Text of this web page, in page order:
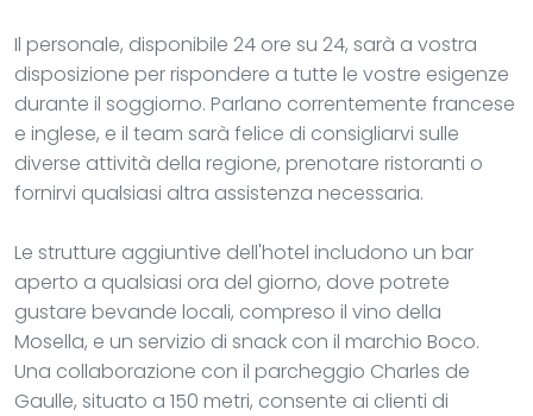
Il personale, disponibile 24 ore su 24, sarà a vostra
disposizione per rispondere a tutte le vostre esigenze
durante il soggiorno. Parlano correntemente francese
e inglese, e il team sarà felice di consigliarvi sulle
diverse attività della regione, prenotare ristoranti o
fornirvi qualsiasi altra assistenza necessaria.
Le strutture aggiuntive dell'hotel includono un bar
aperto a qualsiasi ora del giorno, dove potrete
gustare bevande locali, compreso il vino della
Mosella, e un servizio di snack con il marchio Boco.
Una collaborazione con il parcheggio Charles de
Gaulle, situato a 150 metri, consente ai clienti di